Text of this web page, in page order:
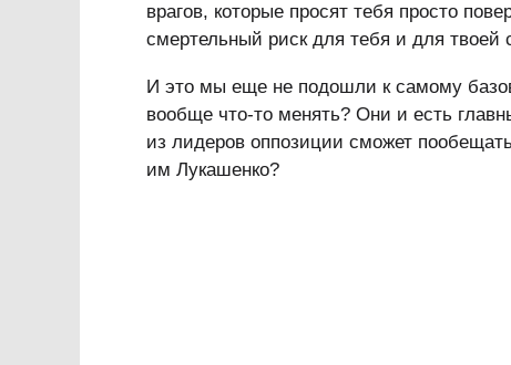
врагов, которые просят тебя просто
смертельный риск для тебя и для
И это мы еще не подошли к самому
вообще что-то менять? Они и есть
из лидеров оппозиции сможет
им Лукашенко?